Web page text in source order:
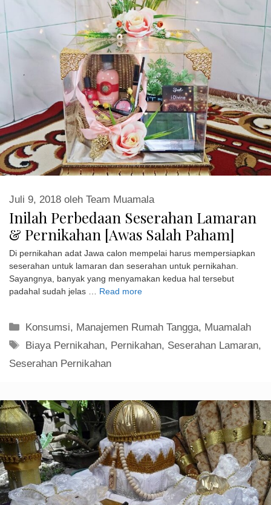
Inilah Perbedaan Seserahan Lamaran
& Pernikahan [Awas Salah Paham]
Juli 9, 2018 oleh Team Muamala
Di pernikahan adat Jawa calon mempelai harus mempersiapkan
seserahan untuk lamaran dan seserahan untuk pernikahan.
Sayangnya, banyak yang menyamakan kedua hal tersebut
padahal sudah jelas …
Read more
Kategori
Konsumsi, Manajemen Rumah Tangga, Muamalah
Tag
Biaya Pernikahan, Pernikahan, Seserahan Lamaran,
Seserahan Pernikahan